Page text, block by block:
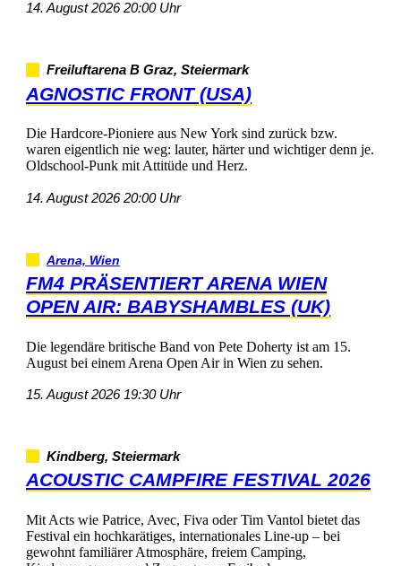
14.August202620:00Uhr
FreiluftarenaBGraz,Steiermark
AGNOSTICFRONT(USA)
DieHardcore-PioniereausNewYorksindzurückbzw.
wareneigentlichnieweg:lauter,härterundwichtigerdennje.
Oldschool-PunkmitAttitüdeundHerz.
14.August202620:00Uhr
Arena,Wien
FM4PRÄSENTIERTARENAWIEN
OPENAIR:BABYSHAMBLES(UK)
DielegendärebritischeBandvonPeteDohertyistam15.
AugustbeieinemArenaOpenAirinWienzusehen.
15.August202619:30Uhr
Kindberg,Steiermark
ACOUSTICCAMPFIREFESTIVAL2026
MitActswiePatrice,Avec,FivaoderTimVantolbietetdas
Festivaleinhochkarätiges,internationalesLine-up–bei
gewohntfamiliärerAtmosphäre,freiemCamping,